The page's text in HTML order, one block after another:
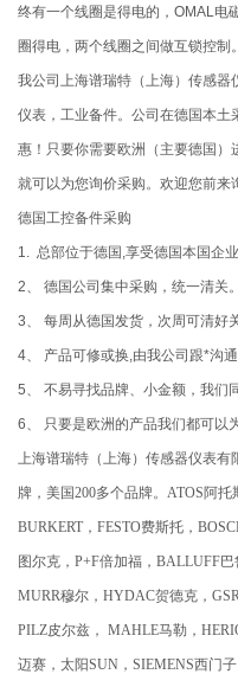
终有一个线圈是得电的，OMAL电
圈得电，两个线圈之间做互锁控制。
我公司上海谱瑞特（上海）传感
仪表，工业备件。公司在德国本
惠！只要你需要欧洲（主要德国）
就可以为您询价采购。欢迎您前来
德国工控备件采购
1. 总部位于德国,享受德国本国企
2、 德国公司集中采购，统一清关。
3、 每周从德国发货，次周可清好关
4、 产品可修或换,由我公司跟*沟通
5、 不易寻找品牌、小金额，我们
6、 只要是欧洲的产品我们都可以
上海谱瑞特（上海）传感器仪表
牌，美国200多个品牌。ATOS阿
BURKERT，FESTO费斯托，
图尔克，P+F倍加福，BALLUFF
MURR穆尔，HYDAC贺德克，
PILZ皮尔兹， MAHLE马勒，
迈赛，太阳SUN，SIEMENS西门